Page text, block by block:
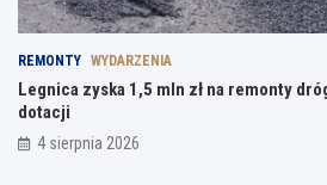
REMONTY WYDARZENIA
Legnica zyska 1,5 mln zł na remonty
dotacji
4 sierpnia 2026